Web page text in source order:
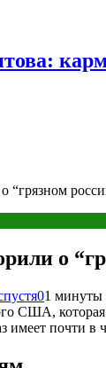
о
01 минуты
США,
имеет почти